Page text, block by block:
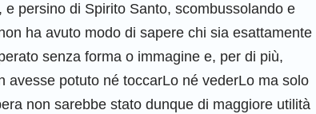
persino di Spirito Santo, scombussolando e
ha avuto modo di sapere chi sia esattamente
senza forma o immagine e, per di più,
avesse potuto né toccarLo né vederLo ma solo
non sarebbe stato dunque di maggiore utilità